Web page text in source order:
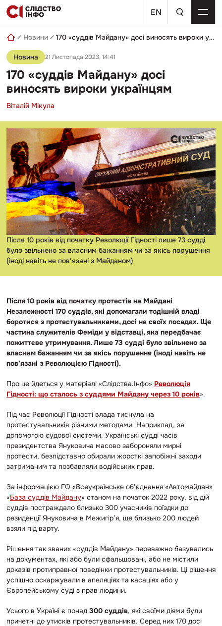
Skip
to
content
EN
пошуковий
запит
Новини 170 «суддів Майдану» досі виносять вироки українцям
Новина 21 Листопада 2023, 14:41
170 «суддів Майдану» досі
виносять вироки українцям
Віталій Мікула
Після 10 років від початку Революції Гідності лише 73 судді
було звільнено за власним бажанням чи за якісь порушення
(іноді навіть не пов’язані з Майданом)
Після 10 років від початку протестів на Майдані
Незалежності 170 суддів, які допомагали тодішній владі
боротися з протестувальниками, досі на своїх посадах. Ще
частина служителів Феміди у відставці, яка передбачає
пожиттєве утримування. Лише 73 судді було звільнено за
власним бажанням чи за якісь порушення (іноді навіть не
пов’язані з Революцією Гідності).
Про це йдеться у матеріалі «Слідства.Інфо» Революція
Гідності: що сталось з суддями Майдану через 10 років».
Під час Революції Гідності влада тиснула на
протестувальників різними методами. Наприклад, за
допомогою судової системи. Українські судді часів
президентства Януковича масово забороняли мирні
протести, безпідставно обирали жорсткі запобіжні заходи
затриманим та позбавляли водійських прав.
За інформацією ГО «Всеукраїнське об’єднання «Автомайдан»
«База суддів Майдану» станом на початок 2022 року, від дій
суддів постраждало близько 300 учасників поїздки до
резиденції Януковича в Межигір’я, ще близько 200 людей
взяли під варту.
Рішення так званих «суддів Майдану» переважно базувались
на документах, які або були сфальшовані, або не містили
доказів протиправної поведінки протестувальників. Ці рішення
успішно оскаржували в апеляціях та касаціях або у
Європейському суді з прав людини.
Усього в Україні є понад 300 суддів, які своїми діями були
причетні до утисків протестувальників. Серед них 170 досі